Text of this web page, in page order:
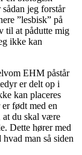
jeg forstår
”lesbisk” på
til at pådutte mig
ikke kan
EHM påstår
er delt op i
kan placeres
født med en
at du skal være
Dette hører med
man så siden